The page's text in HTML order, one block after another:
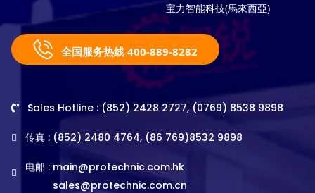
宝力智能科技(馬來西亞)
全国服务热线 400-889-8282
Sales Hotline : (852) 2428 2727, (0769) 8538 9898
传真 : (852) 2480 4764, (86 769)8532 9898
电邮 : main@protechnic.com.hk
sales@protechnic.com.cn